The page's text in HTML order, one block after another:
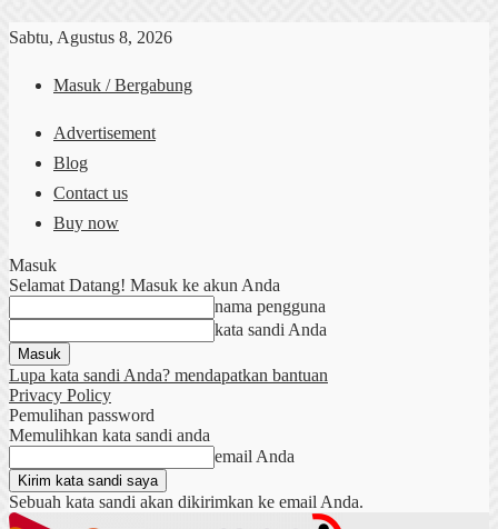
Sabtu, Agustus 8, 2026
Masuk / Bergabung
Advertisement
Blog
Contact us
Buy now
Masuk
Selamat Datang! Masuk ke akun Anda
nama pengguna
kata sandi Anda
Lupa kata sandi Anda? mendapatkan bantuan
Privacy Policy
Pemulihan password
Memulihkan kata sandi anda
email Anda
Sebuah kata sandi akan dikirimkan ke email Anda.